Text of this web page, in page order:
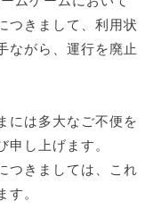
つきまして、利用状
ながら、運行を廃止
には多大なご不便を
し上げます。
つきましては、これ
。